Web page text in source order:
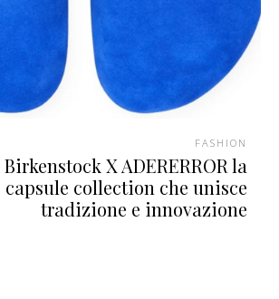
FASHION
Birkenstock X ADERERROR la
capsule collection che unisce
tradizione e innovazione